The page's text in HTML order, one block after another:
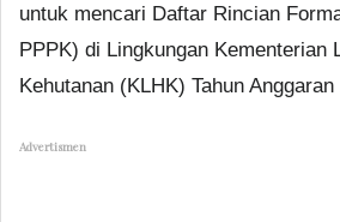
untuk mencari Daftar Rincian
PPPK) di Lingkungan Kementerian
Kehutanan (KLHK) Tahun Anggaran
Advertismen